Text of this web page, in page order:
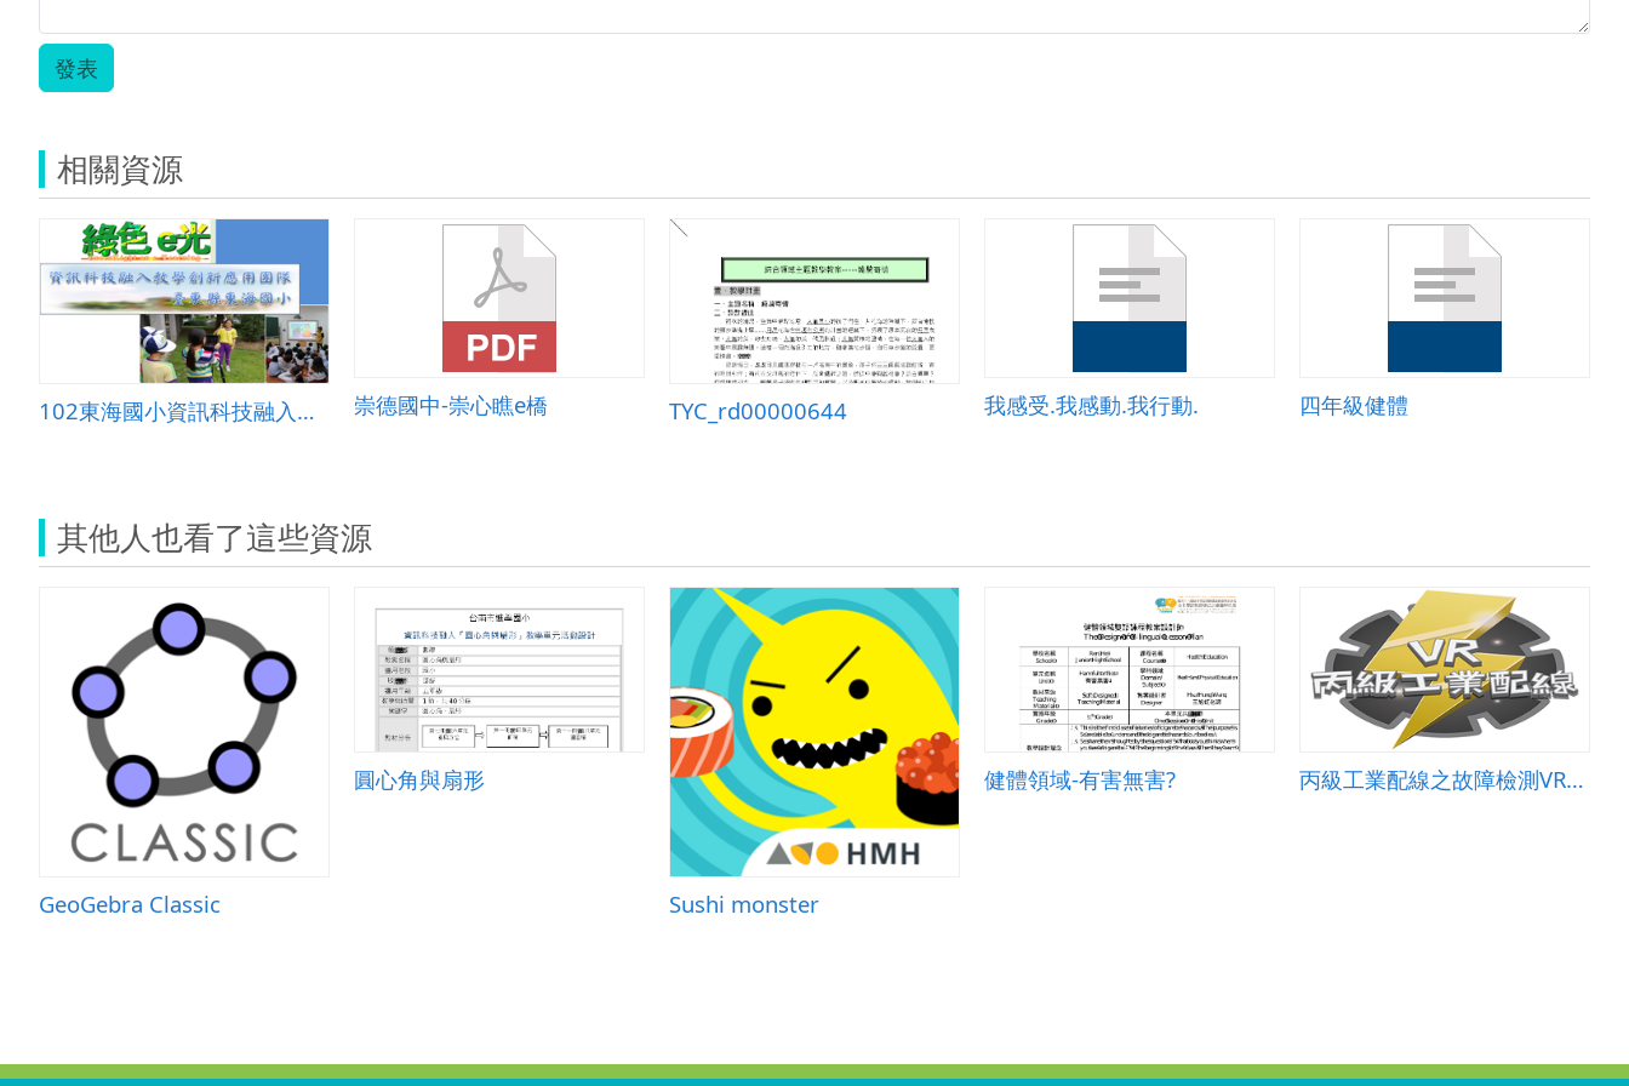
小
學-
間
的
鳥.pdf
發表
相關資源
102東海國小資訊科技融入創新教學應用團隊文本 崇德國中-崇心瞧e橋 TYC_rd00000644 我感受.我感動.我行動. 四年級健體
其他人也看了這些資源
GeoGebra Classic
圓心角與扇形
Sushi monster
健體領域-有害無害? 丙級工業配線之故障檢測VR學習系統